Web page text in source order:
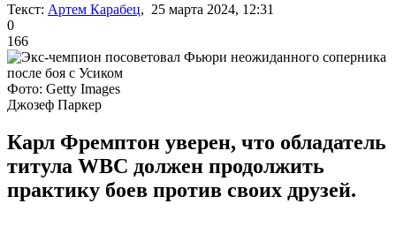
Текст: Артем Карабец, 25 марта 2024, 12:31
0
166
Фото: Getty Images
Джозеф Паркер
Карл Фремптон уверен, что обладатель
титула WBC должен продолжить
практику боев против своих друзей.